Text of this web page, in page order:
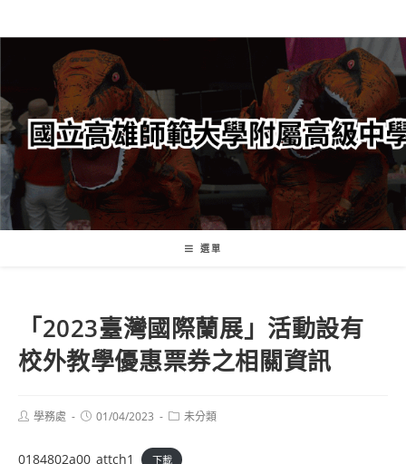
轉
要
內
容
選單
「2023臺灣國際蘭展」活動設有
校外教學優惠票券之相關資訊
Post學務處
Post01/04/2023
Post未分類
0184802a00_attch1 下載